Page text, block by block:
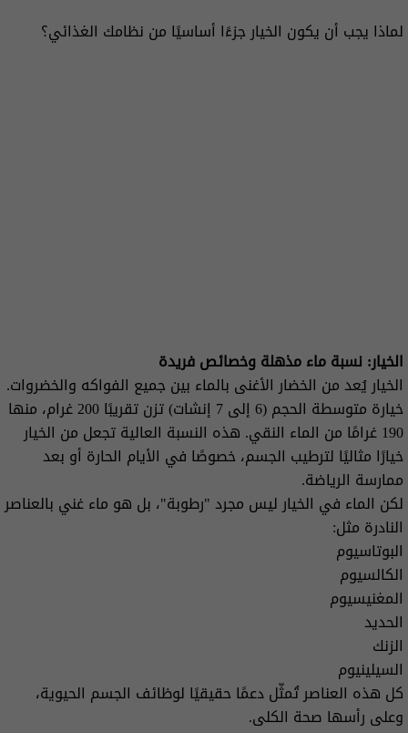
لماذا يجب أن يكون الخيار جزءًا أساسيًا من نظامك الغذائي؟
الخيار: نسبة ماء مذهلة وخصائص فريدة
الخيار يُعد من الخضار الأغنى بالماء بين جميع الفواكه والخضروات.
خيارة متوسطة الحجم (6 إلى 7 إنشات) تزن تقريبًا 200 غرام، منها
190 غرامًا من الماء النقي. هذه النسبة العالية تجعل من الخيار
خيارًا مثاليًا لترطيب الجسم، خصوصًا في الأيام الحارة أو بعد
ممارسة الرياضة.
لكن الماء في الخيار ليس مجرد "رطوبة"، بل هو ماء غني بالعناصر
النادرة مثل:
البوتاسيوم
الكالسيوم
المغنيسيوم
الحديد
الزنك
السيلينيوم
كل هذه العناصر تُمثّل دعمًا حقيقيًا لوظائف الجسم الحيوية،
وعلى رأسها صحة الكلى.